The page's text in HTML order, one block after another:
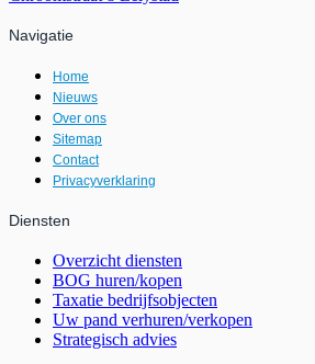
Navigatie
Home
Nieuws
Over ons
Sitemap
Contact
Privacyverklaring
Diensten
Overzicht diensten
BOG huren/kopen
Taxatie bedrijfsobjecten
Uw pand verhuren/verkopen
Strategisch advies